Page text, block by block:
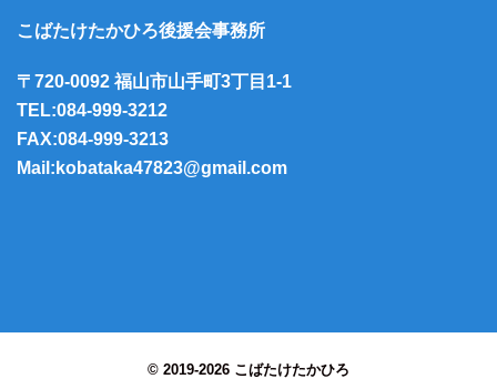
こばたけたかひろ後援会事務所
〒720-0092 福山市山手町3丁目1-1
TEL:084-999-3212
FAX:084-999-3213
Mail:kobataka47823@gmail.com
© 2019-2026 こばたけたかひろ